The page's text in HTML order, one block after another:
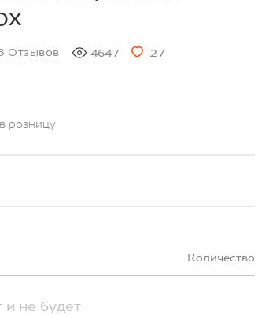
Отзывов 4647 27
розницу
Количество
и не будет